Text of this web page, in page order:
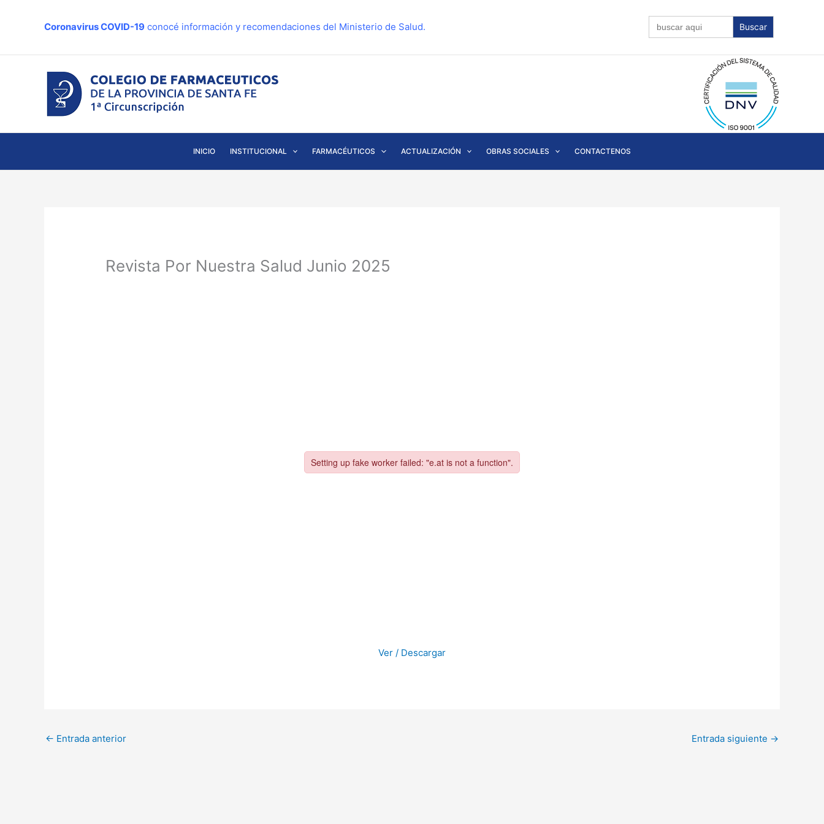
Coronavirus COVID-19 conocé información y recomendaciones del Ministerio de Salud.
Buscar:
INICIO INSTITUCIONAL FARMACÉUTICOS ACTUALIZACIÓN OBRAS SOCIALES CONTACTENOS
Revista Por Nuestra Salud Junio 2025
Ver / Descargar
← Entrada anterior Entrada siguiente →